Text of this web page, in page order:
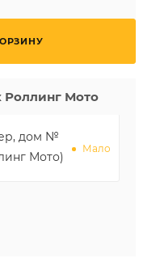
Роллинг Мото
дом №
Мото)
Мало